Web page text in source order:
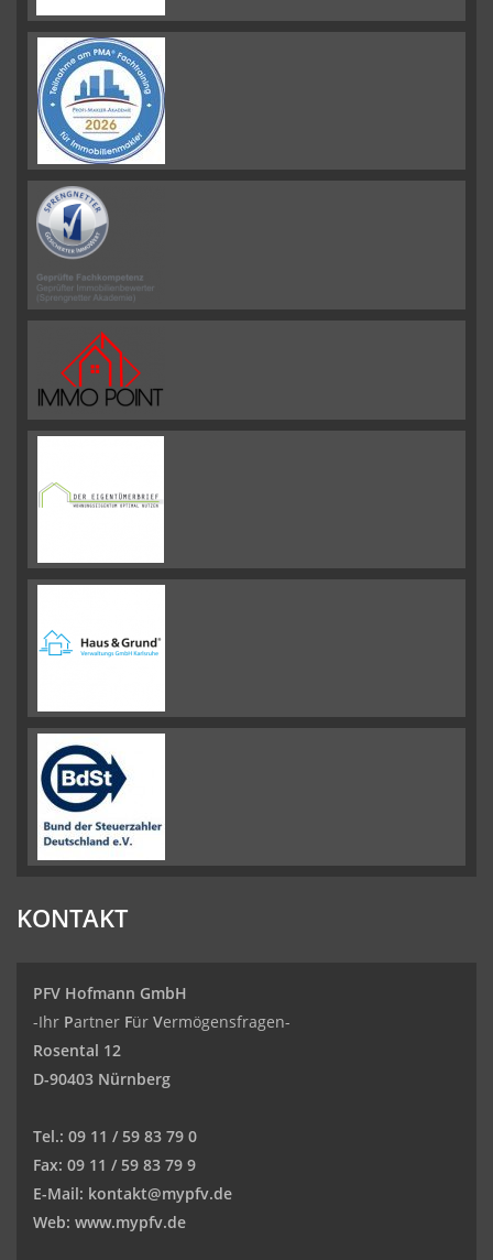
KONTAKT
PFV Hofmann GmbH
-Ihr Partner Für Vermögensfragen-
Rosental 12
D-90403 Nürnberg
Tel.: 09 11 / 59 83 79 0
Fax: 09 11 / 59 83 79 9
E-Mail: kontakt@mypfv.de
Web: www.mypfv.de